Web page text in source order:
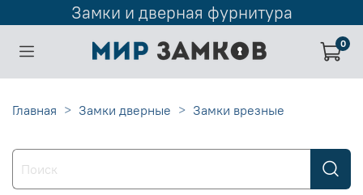
Замки и дверная фурнитура
0
Главная Замки дверные Замки врезные